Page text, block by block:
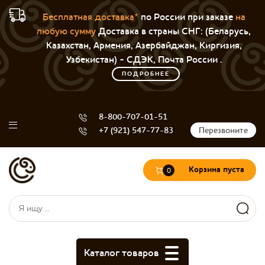
Бесплатная доставка*по России при заказе на
любую суммуДоставка в страны СНГ: (Беларусь,
Казахстан, Армения, Азербайджан, Киргизия,
Узбекистан) - СДЭК, Почта России .
ПОДРОБНЕЕ
8-800-707-01-51
+7 (921) 547-77-83
Перезвоните
Форма поиска
Поиск
0 Корзина пуста
Каталог товаров